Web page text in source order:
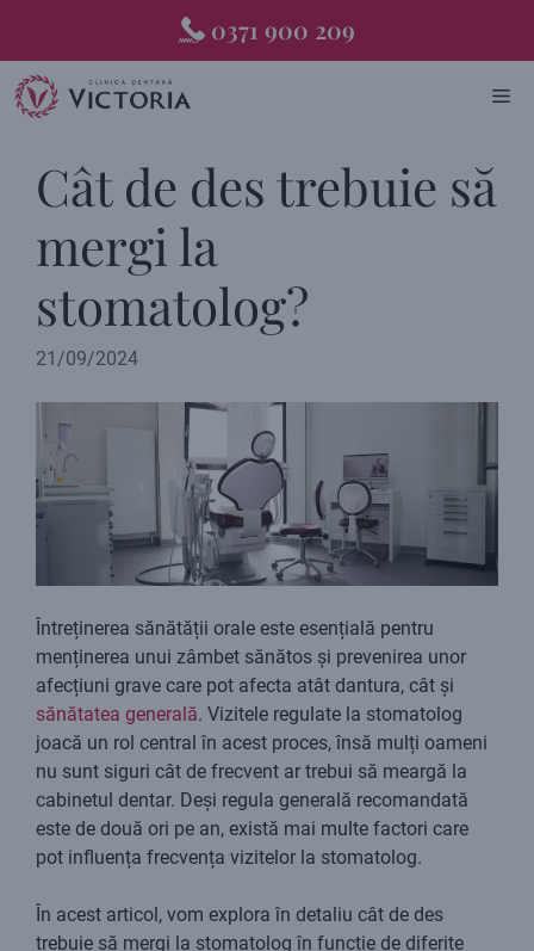
content
0371 900 209
Cât de des trebuie să
mergi la
stomatolog?
21/09/2024
Întreținerea sănătății orale este esențială pentru
menținerea unui zâmbet sănătos și prevenirea unor
afecțiuni grave care pot afecta atât dantura, cât și
sănătatea generală. Vizitele regulate la stomatolog
joacă un rol central în acest proces, însă mulți oameni
nu sunt siguri cât de frecvent ar trebui să meargă la
cabinetul dentar. Deși regula generală recomandată
este de două ori pe an, există mai multe factori care
pot influența frecvența vizitelor la stomatolog.
În acest articol, vom explora în detaliu cât de des
trebuie să mergi la stomatolog în funcție de diferite